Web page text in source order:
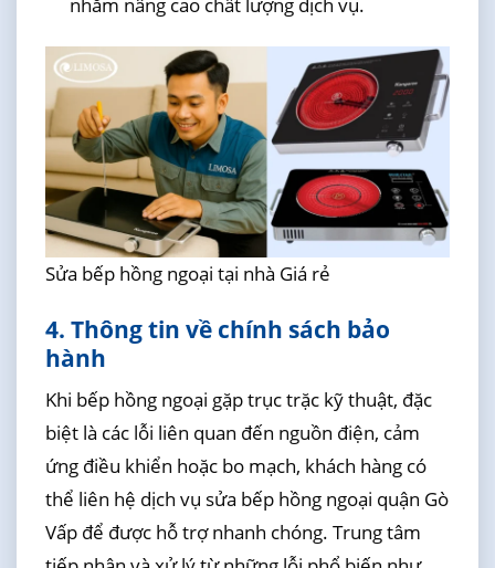
Sửa bếp hồng ngoại tại nhà Giá rẻ
4. Thông tin về chính sách bảo
hành
Khi bếp hồng ngoại gặp trục trặc kỹ thuật, đặc
biệt là các lỗi liên quan đến nguồn điện, cảm
ứng điều khiển hoặc bo mạch, khách hàng có
thể liên hệ dịch vụ sửa bếp hồng ngoại quận Gò
Vấp để được hỗ trợ nhanh chóng. Trung tâm